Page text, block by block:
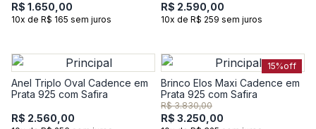
R$ 1.650,00
10x de R$ 165 sem juros
R$ 2.590,00
10x de R$ 259 sem juros
Anel Triplo Oval Cadence em
Prata 925 com Safira
R$ 2.560,00
15%off
Brinco Elos Maxi Cadence em
Prata 925 com Safira
R$ 3.830,00
R$ 3.250,00